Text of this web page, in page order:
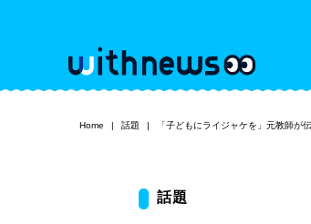
Home 話題 「子どもにライジャケを」元教師が
話題